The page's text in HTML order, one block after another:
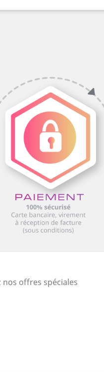
nos offres spéciales